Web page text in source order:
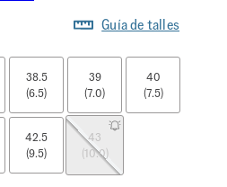
Guía de talles
38.5
(6.5)
39
(7.0)
40
(7.5)
42.5
(9.5)
43
(10.0)